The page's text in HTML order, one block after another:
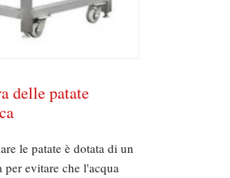
delle patate
le patate è dotata di un
per evitare che l'acqua